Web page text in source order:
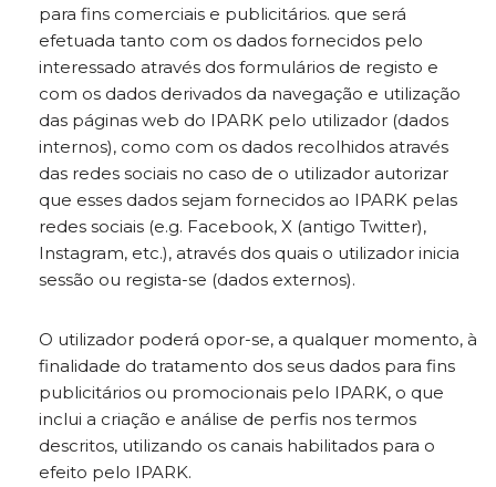
para fins comerciais e publicitários. que será
efetuada tanto com os dados fornecidos pelo
interessado através dos formulários de registo e
com os dados derivados da navegação e utilização
das páginas web do IPARK pelo utilizador (dados
internos), como com os dados recolhidos através
das redes sociais no caso de o utilizador autorizar
que esses dados sejam fornecidos ao IPARK pelas
redes sociais (e.g. Facebook, X (antigo Twitter),
Instagram, etc.), através dos quais o utilizador inicia
sessão ou regista-se (dados externos).
O utilizador poderá opor-se, a qualquer momento, à
finalidade do tratamento dos seus dados para fins
publicitários ou promocionais pelo IPARK, o que
inclui a criação e análise de perfis nos termos
descritos, utilizando os canais habilitados para o
efeito pelo IPARK.